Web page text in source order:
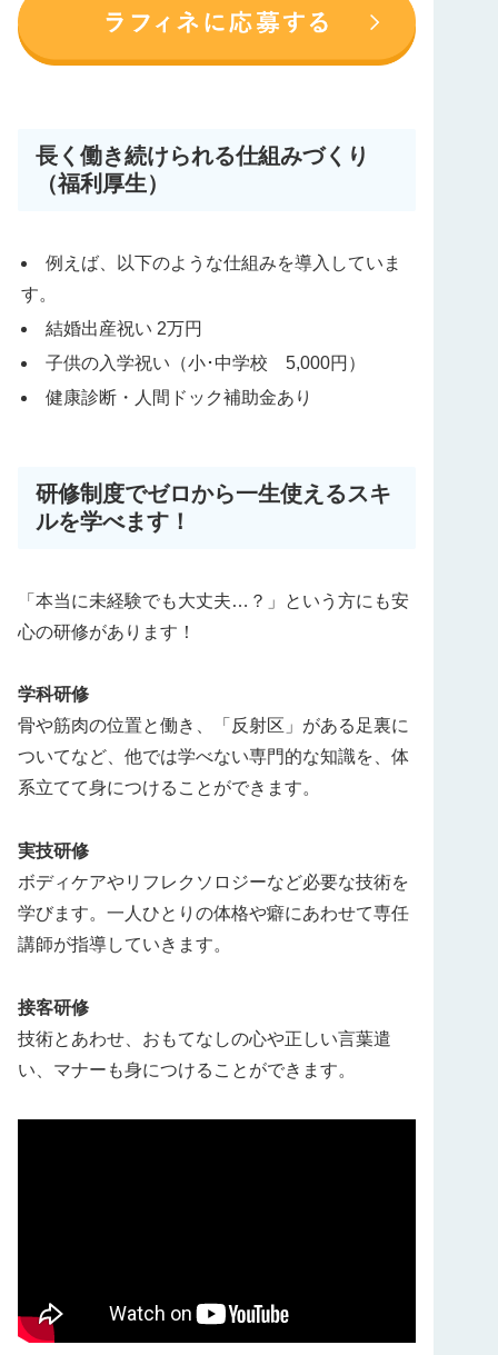
長く働き続けられる仕組みづくり
（福利厚生）
例えば、以下のような仕組みを導入していま
す。
結婚出産祝い 2万円
子供の入学祝い（小･中学校 5,000円）
健康診断・人間ドック補助金あり
研修制度でゼロから一生使えるスキ
ルを学べます！
「本当に未経験でも大丈夫…？」という方にも安
心の研修があります！
学科研修
骨や筋肉の位置と働き、「反射区」がある足裏に
ついてなど、他では学べない専門的な知識を、体
系立てて身につけることができます。
実技研修
ボディケアやリフレクソロジーなど必要な技術を
学びます。一人ひとりの体格や癖にあわせて専任
講師が指導していきます。
接客研修
技術とあわせ、おもてなしの心や正しい言葉遣
い、マナーも身につけることができます。